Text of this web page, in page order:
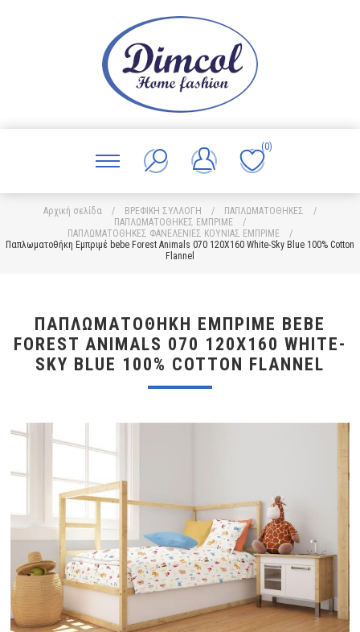
(0)
Αρχική σελίδα / ΒΡΕΦΙΚΗ ΣΥΛΛΟΓΗ / ΠΑΠΛΩΜΑΤΟΘΗΚΕΣ
/
ΠΑΠΛΩΜΑΤΟΘΗΚΕΣ ΕΜΠΡΙΜΕ
/
ΠΑΠΛΩΜΑΤΟΘΗΚΕΣ ΦΑΝΕΛΕΝΙΕΣ ΚΟΥΝΙΑΣ ΕΜΠΡΙΜΕ
/
Παπλωματοθήκη Εμπριμέ bebe Forest Animals 070 120X160 White-Sky Blue 100% Cotton
Flannel
ΠΑΠΛΩΜΑΤΟΘΉΚΗ ΕΜΠΡΙΜΈ BEBE
FOREST ANIMALS 070 120X160 WHITE-
SKY BLUE 100% COTTON FLANNEL